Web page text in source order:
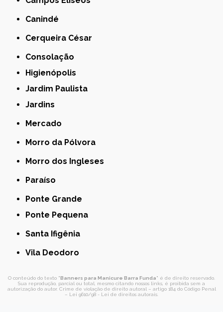
Canindé
Cerqueira César
Consolação
Higienópolis
Jardim Paulista
Jardins
Mercado
Morro da Pólvora
Morro dos Ingleses
Paraíso
Ponte Grande
Ponte Pequena
Santa Ifigênia
Vila Deodoro
O conteúdo do texto "Banners para Manicure Barra Funda" é de direito reservado.
Sua reprodução, parcial ou total, mesmo citando nossos links, é proibida sem a
autorização do autor. Crime de violação de direito autoral – artigo 184 do Código Penal
– Lei 9610/98 - Lei de direitos autorais.